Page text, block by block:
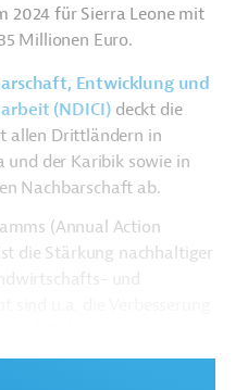
2024 für Sierra Leone mit
Millionen Euro.
Entwicklung und
(NDICI) deckt die
allen Drittländern in
und der Karibik sowie in
Nachbarschaft ab.
(Annual Action
die Stärkung nachhaltiger
und
auf Palmöl, Maniok